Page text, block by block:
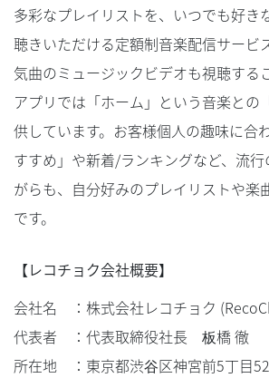
多彩なプレイリストを、いつでも好き
聴きいただける定額制音楽配信サービ
気曲のミュージックビデオも視聴する
アプリでは「ホーム」という音楽との
供しています。お客様個人の趣味に合
すすめ」や新着/ランキングなど、流
がらも、自分好みのプレイリストや楽
です。
【レコチョク会社概要】
会社名
： 株式会社レコチョク
代表者
： 代表取締役社長 板橋 徹
所在地
： 東京都渋谷区神宮前5丁目